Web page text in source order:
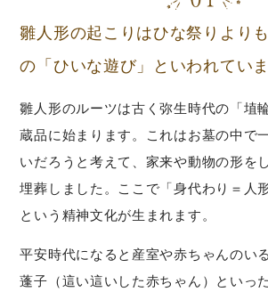
雛人形の起こりはひな祭りより
の「ひいな遊び」といわれてい
雛人形のルーツは古く弥生時代の「埴
蔵品に始まります。これはお墓の中で
いだろうと考えて、家来や動物の形を
埋葬しました。ここで「身代わり＝人
という精神文化が生まれます。
平安時代になると産室や赤ちゃんのい
蓬子（這い這いした赤ちゃん）といっ